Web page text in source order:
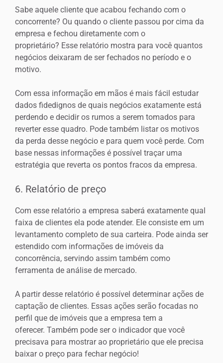
Sabe aquele cliente que acabou fechando com o
concorrente? Ou quando o cliente passou por cima da
empresa e fechou diretamente com o
proprietário? Esse relatório mostra para você quantos
negócios deixaram de ser fechados no período e o
motivo.
Com essa informação em mãos é mais fácil estudar
dados fidedignos de quais negócios exatamente está
perdendo e decidir os rumos a serem tomados para
reverter esse quadro. Pode também listar os motivos
da perda desse negócio e para quem você perde. Com
base nessas informações é possível traçar uma
estratégia que reverta os pontos fracos da empresa.
6. Relatório de preço
Com esse relatório a empresa saberá exatamente qual
faixa de clientes ela pode atender. Ele consiste em um
levantamento completo de sua carteira. Pode ainda ser
estendido com informações de imóveis da
concorrência, servindo assim também como
ferramenta de análise de mercado.
A partir desse relatório é possível determinar ações de
captação de clientes. Essas ações serão focadas no
perfil que de imóveis que a empresa tem a
oferecer. Também pode ser o indicador que você
precisava para mostrar ao proprietário que ele precisa
baixar o preço para fechar negócio!